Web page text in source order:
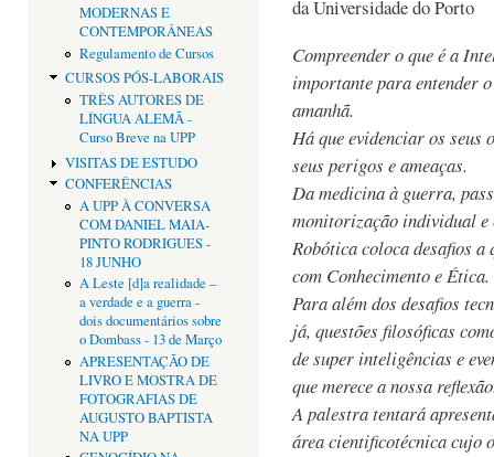
MODERNAS E
CONTEMPORÂNEAS
Regulamento de Cursos
CURSOS PÓS-LABORAIS
TRÊS AUTORES DE
LÍNGUA ALEMÃ -
Curso Breve na UPP
VISITAS DE ESTUDO
CONFERÊNCIAS
A UPP À CONVERSA
COM DANIEL MAIA-
PINTO RODRIGUES -
18 JUNHO
A Leste [d]a realidade –
a verdade e a guerra -
dois documentários sobre
o Dombass - 13 de Março
APRESENTAÇÃO DE
LIVRO E MOSTRA DE
FOTOGRAFIAS DE
AUGUSTO BAPTISTA
NA UPP
da Universidade do Porto
Compreender o que é a
importante para entender
amanhã.
Há que evidenciar os seus
seus perigos e ameaças.
Da medicina à guerra,
monitorização individual e
Robótica coloca desafios a
com Conhecimento e Ética.
Para além dos desafios
já, questões filosóficas
de super inteligências e
que merece a nossa
A palestra tentará
área cientificotécnica cujo